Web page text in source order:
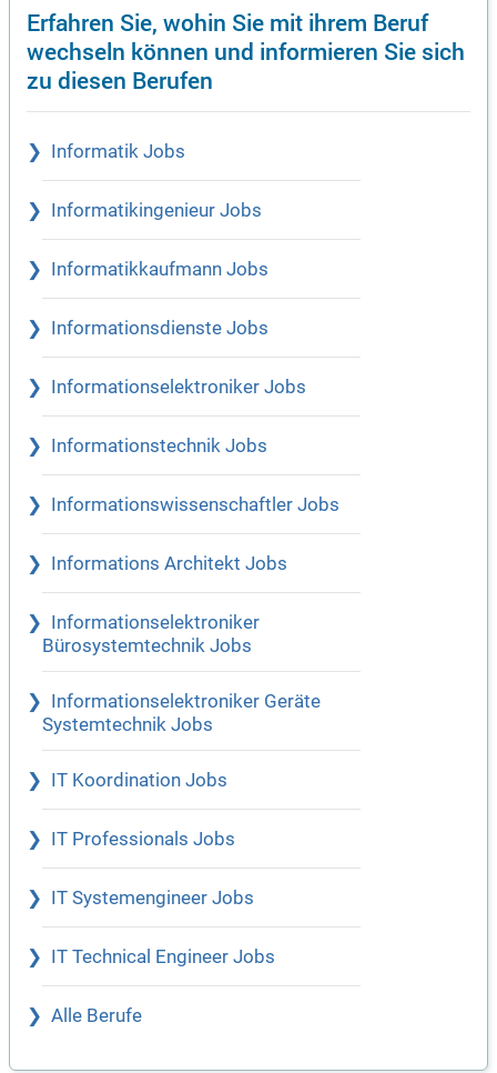
Erfahren Sie, wohin Sie mit ihrem Beruf
wechseln können und informieren Sie sich
zu diesen Berufen
Informatik Jobs
Informatikingenieur Jobs
Informatikkaufmann Jobs
Informationsdienste Jobs
Informationselektroniker Jobs
Informationstechnik Jobs
Informationswissenschaftler Jobs
Informations Architekt Jobs
Informationselektroniker
Bürosystemtechnik Jobs
Informationselektroniker Geräte
Systemtechnik Jobs
IT Koordination Jobs
IT Professionals Jobs
IT Systemengineer Jobs
IT Technical Engineer Jobs
Alle Berufe